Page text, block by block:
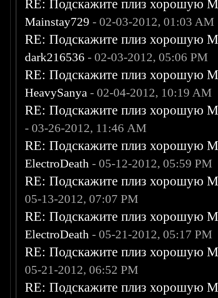
RE: Подскажите плиз хорошую
Mainstay729 - 02-03-2012, 01:03 AM
RE: Подскажите плиз хорошую
dark216536 - 02-03-2012, 05:06 PM
RE: Подскажите плиз хорошую
HeavySanya - 02-04-2012, 10:19 AM
RE: Подскажите плиз хорошую
- 03-26-2012, 11:46 AM
RE: Подскажите плиз хорошую
ElectroDeath - 05-12-2012, 05:59 PM
RE: Подскажите плиз хорошую
05-13-2012, 07:07 PM
RE: Подскажите плиз хорошую
ElectroDeath - 05-21-2012, 05:17 PM
RE: Подскажите плиз хорошую
05-21-2012, 06:52 PM
RE: Подскажите плиз хорошую